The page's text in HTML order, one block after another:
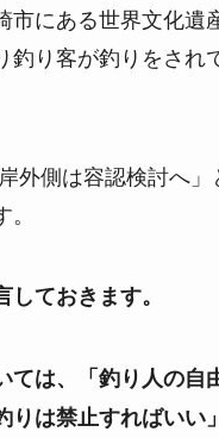
市にある世界文化
り客が釣りをさ
側は容認検討へ」
ておきます。
は、「釣り人の
りは禁止すればい